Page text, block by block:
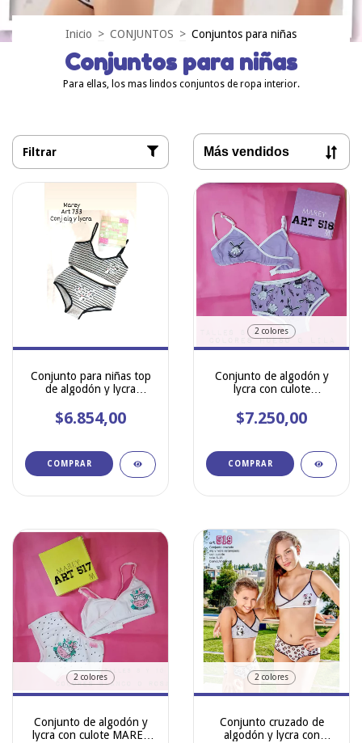
Inicio > CONJUNTOS > Conjuntos para niñas
Conjuntos para niñas
Para ellas, los mas lindos conjuntos de ropa interior.
Filtrar
Conjunto para niñas top
de algodón y lycra
$6.854,00
COMPRAR
2 colores
Conjunto de algodón y
lycra con culote
$7.250,00
COMPRAR
2 colores
Conjunto de algodón y
lycra con culote MAREY
2 colores
Conjunto cruzado de
algodón y lycra con